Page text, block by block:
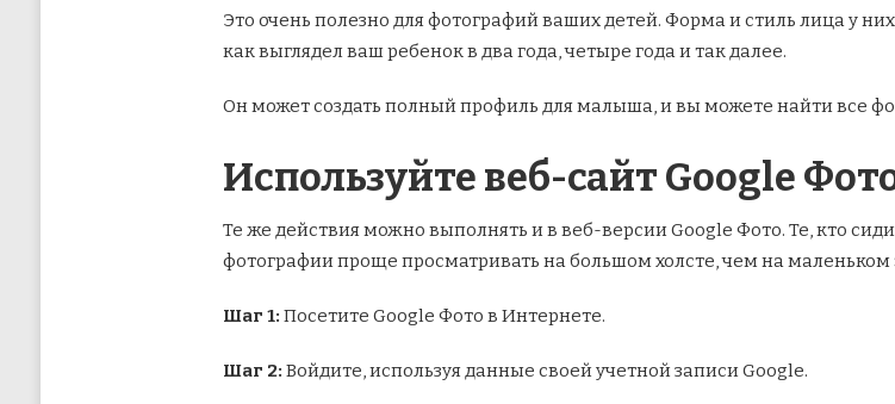
Это очень полезно для фотографий ваших детей. Форма и стиль лица у
как выглядел ваш ребенок в два года, четыре года и так далее.
Он может создать полный профиль для малыша, и вы можете найти все
Используйте веб-сайт Google
Те же действия можно выполнять и в веб-версии Google Фото. Те, кто
фотографии проще просматривать на большом холсте, чем на
Шаг 1: Посетите Google Фото в Интернете.
Шаг 2: Войдите, используя данные своей учетной записи Google.